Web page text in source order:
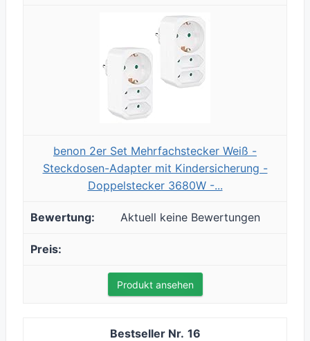
benon 2er Set Mehrfachstecker Weiß -
Steckdosen-Adapter mit Kindersicherung -
Doppelstecker 3680W -...
Aktuell keine Bewertungen
Produkt ansehen
16